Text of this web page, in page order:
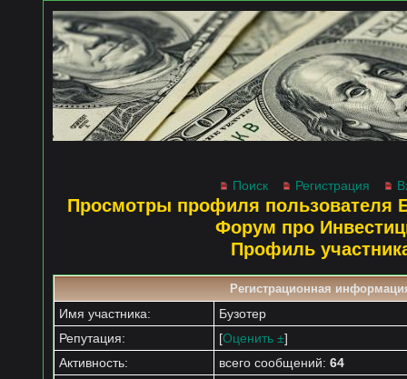
Поиск Регистрация
Просмотры профиля пользователя
Форум про
Профиль
Регистрационная
Имя участника:
Бузотер
Репутация:
[Оценить ±]
Активность:
всего сообщений:64